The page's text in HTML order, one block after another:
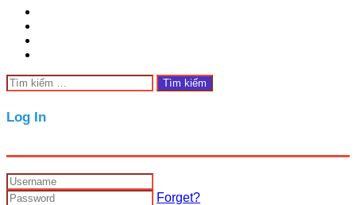
Close
Tìm
kiếm
cho:
Close
Log In
Forget?